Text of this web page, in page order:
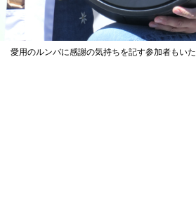
愛用のルンバに感謝の気持ちを記す参加者もいた